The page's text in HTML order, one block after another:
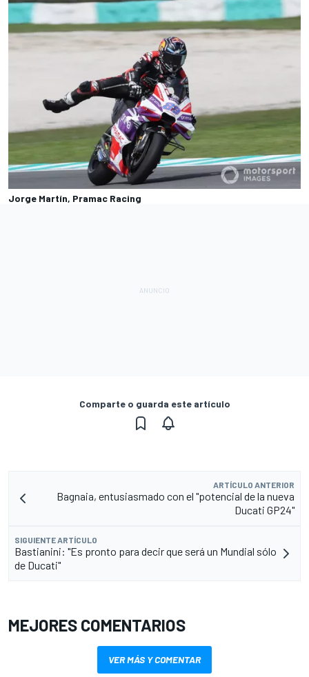
Jorge Martín, Pramac Racing
Comparte o guarda este artículo
ARTÍCULO ANTERIOR
Bagnaia, entusiasmado con el "potencial de la nueva
Ducati GP24"
SIGUIENTE ARTÍCULO
Bastianini: "Es pronto para decir que será un Mundial sólo
de Ducati"
MEJORES COMENTARIOS
VER MÁS Y COMENTAR